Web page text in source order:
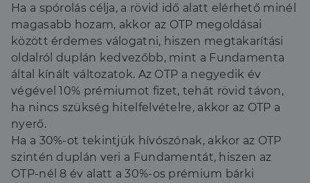
Ha a spórolás célja, a rövid idő alatt elérhető minél
magasabb hozam, akkor az OTP megoldásai
között érdemes válogatni, hiszen megtakarítási
oldalról duplán kedvezőbb, mint a Fundamenta
által kínált változatok. Az OTP a negyedik év
végével 10% prémiumot fizet, tehát rövid távon,
ha nincs szükség hitelfelvételre, akkor az OTP a
nyerő.
Ha a 30%-ot tekintjük hívószónak, akkor az OTP
szintén duplán veri a Fundamentát, hiszen az
OTP-nél 8 év alatt a 30%-os prémium bárki